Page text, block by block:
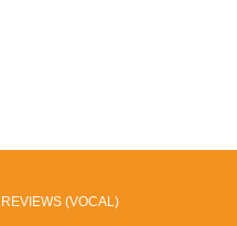
REVIEWS (VOCAL)